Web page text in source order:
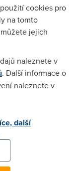
vse a jsem
problemek a
prodejce s
aukro. Jen je
provizi z prodeje.
být problém
cookies pro
na tomto
jejich
naleznete v
. Další informace o
naleznete v
další